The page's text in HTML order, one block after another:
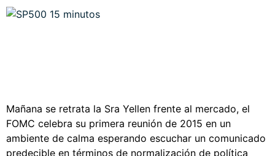
Mañana se retrata la Sra Yellen frente al mercado, el
FOMC celebra su primera reunión de 2015 en un
ambiente de calma esperando escuchar un comunicado
predecible en términos de normalización de política